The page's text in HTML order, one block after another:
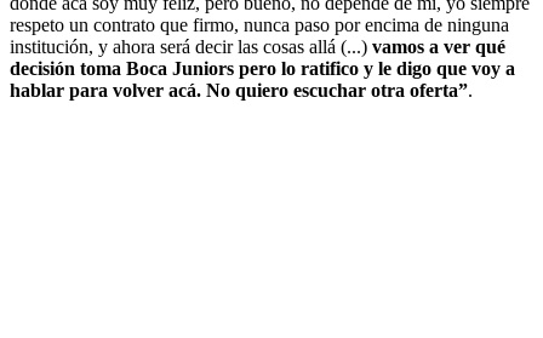
respeto un contrato que firmo, nunca paso por encima de ninguna
institución, y ahora será decir las cosas allá (...) vamos a ver qué
decisión toma Boca Juniors pero lo ratifico y le digo que voy a
hablar para volver acá. No quiero escuchar otra oferta”.